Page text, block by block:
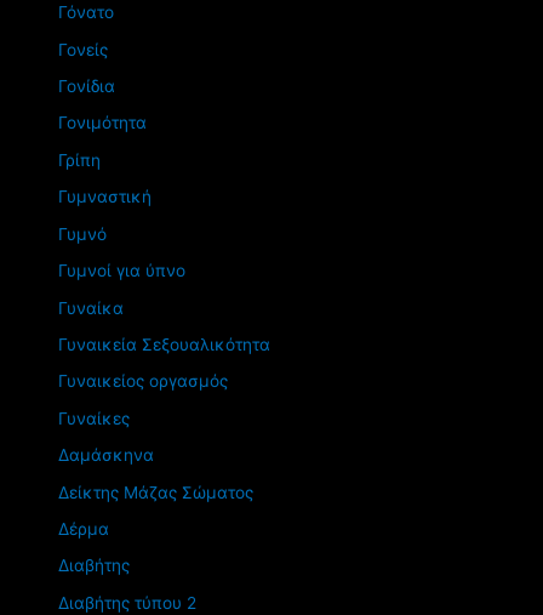
Γόνατο
Γονείς
Γονίδια
Γονιμότητα
Γρίπη
Γυμναστική
Γυμνό
Γυμνοί για ύπνο
Γυναίκα
Γυναικεία Σεξουαλικότητα
Γυναικείος οργασμός
Γυναίκες
Δαμάσκηνα
Δείκτης Μάζας Σώματος
Δέρμα
Διαβήτης
Διαβήτης τύπου 2